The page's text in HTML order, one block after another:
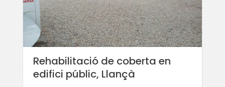
Rehabilitació de coberta en
edifici públic, Llançà